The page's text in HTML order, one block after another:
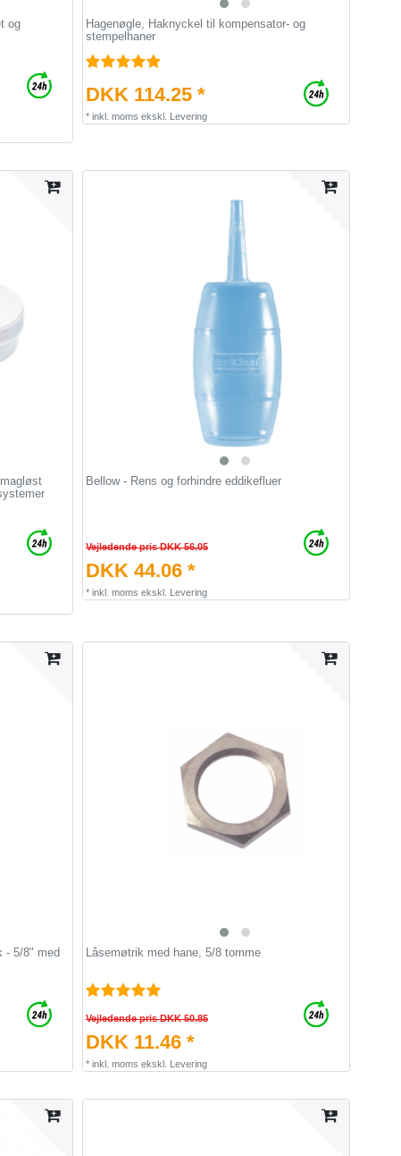
og
Hagenøgle, Haknyckel til kompensator- og
stempelhaner
DKK 114.25 *
* inkl. moms ekskl. Levering
Bellow - Rens og forhindre eddikefluer
Vejledende pris DKK 56.05
DKK 44.06 *
* inkl. moms ekskl. Levering
- 5/8" med
Låsemøtrik med hane, 5/8 tomme
Vejledende pris DKK 50.85
DKK 11.46 *
* inkl. moms ekskl. Levering